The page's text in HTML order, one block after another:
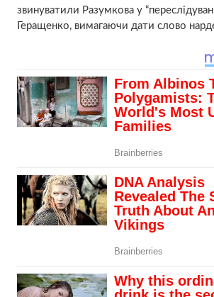
звинуватили Разумкова у
Геращенко, вимагаючи дати слово